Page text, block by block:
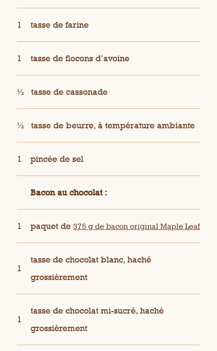
1 tasse de farine
1 tasse de flocons d’avoine
½ tasse de cassonade
½ tasse de beurre, à température ambiante
1 pincée de sel
Bacon au chocolat :
1 paquet de 375 g de bacon original Maple Leaf
1
tasse de chocolat blanc, haché
grossièrement
1
tasse de chocolat mi-sucré, haché
grossièrement